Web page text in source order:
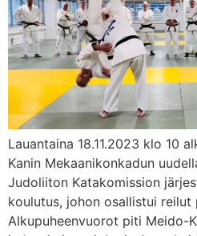
Lauantaina 18.11.2023 klo 10
Kanin Mekaanikonkadun
Judoliiton Katakomission
koulutus, johon osallistui reilut
Alkupuheenvuorot piti Meido-